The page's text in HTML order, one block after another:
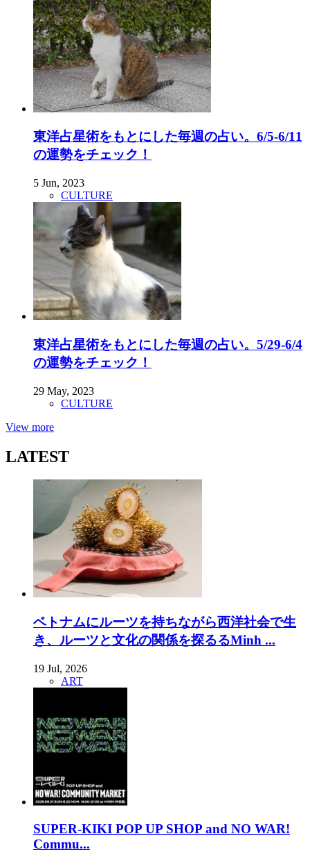
東洋占星術をもとにした毎週の占い。6/5-6/11
の運勢をチェック！
5 Jun, 2023
CULTURE
東洋占星術をもとにした毎週の占い。5/29-6/4
の運勢をチェック！
29 May, 2023
CULTURE
View more
LATEST
ベトナムにルーツを持ちながら西洋社会で生
き、ルーツと文化の関係を探るるMinh ...
19 Jul, 2026
ART
SUPER-KIKI POP UP SHOP and NO WAR!
Commu...